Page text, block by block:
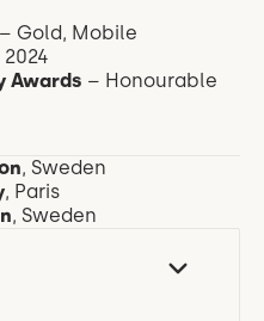
– Gold, Mobile
Awards – Honourable
, Sweden
, Paris
, Sweden